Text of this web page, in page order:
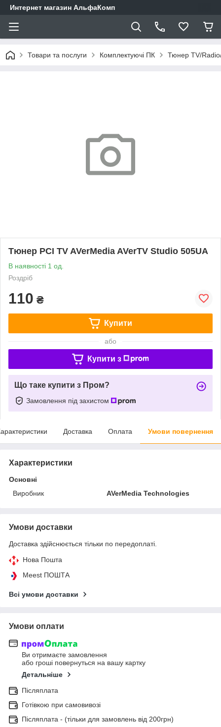
Интернет магазин АльфаКомп
Товари та послуги Комплектуючі ПК Тюнер TV/
Тюнер PCI TV AVerMedia AVerTV Studio 505UA
В наявності 1 од.
Роздріб
110 ₴
Купити
або
Купити з
Що таке купити з Пром?
Замовлення під захистом
Доставка Оплата Умови повернення
Характеристики
Основні
Виробник
AVerMedia Technologies
Умови доставки
Доставка здійснюється тільки по передоплаті.
Нова Пошта
Meest ПОШТА
Всі умови доставки
Умови оплати
Ви отримаєте замовлення
або гроші повернуться на вашу картку
Детальніше
Післяплата
Готівкою при самовивозі
Післяплата - (тільки для замовлень від 200грн)